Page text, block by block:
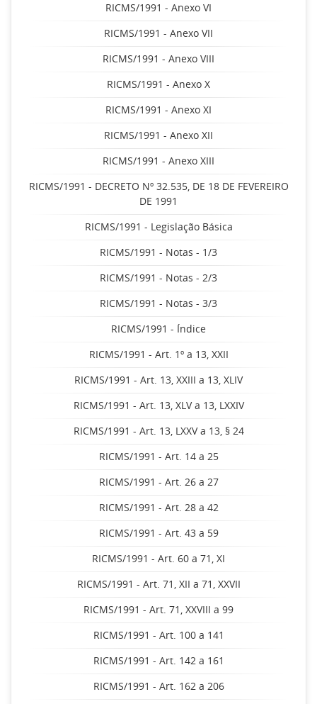
RICMS/1991 - Anexo VI
RICMS/1991 - Anexo VII
RICMS/1991 - Anexo VIII
RICMS/1991 - Anexo X
RICMS/1991 - Anexo XI
RICMS/1991 - Anexo XII
RICMS/1991 - Anexo XIII
RICMS/1991 - DECRETO Nº 32.535, DE 18 DE FEVEREIRO
DE 1991
RICMS/1991 - Legislação Básica
RICMS/1991 - Notas - 1/3
RICMS/1991 - Notas - 2/3
RICMS/1991 - Notas - 3/3
RICMS/1991 - Índice
RICMS/1991 - Art. 1º a 13, XXII
RICMS/1991 - Art. 13, XXIII a 13, XLIV
RICMS/1991 - Art. 13, XLV a 13, LXXIV
RICMS/1991 - Art. 13, LXXV a 13, § 24
RICMS/1991 - Art. 14 a 25
RICMS/1991 - Art. 26 a 27
RICMS/1991 - Art. 28 a 42
RICMS/1991 - Art. 43 a 59
RICMS/1991 - Art. 60 a 71, XI
RICMS/1991 - Art. 71, XII a 71, XXVII
RICMS/1991 - Art. 71, XXVIII a 99
RICMS/1991 - Art. 100 a 141
RICMS/1991 - Art. 142 a 161
RICMS/1991 - Art. 162 a 206